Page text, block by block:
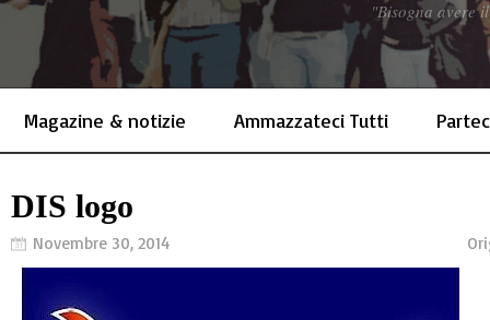
"Bisogna avere
Magazine & notizie Ammazzateci Tutti
DIS logo
Novembre 30, 2014